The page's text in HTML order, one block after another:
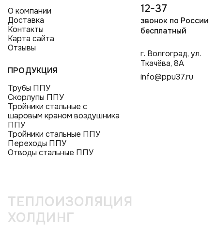
О компании
Доставка
Контакты
Карта сайта
Отзывы
ПРОДУКЦИЯ
Трубы ППУ
Скорлупы ППУ
Тройники стальные с
шаровым краном воздушника
ППУ
Тройники стальные ППУ
Переходы ППУ
Отводы стальные ППУ
12-37
звонок по России
бесплатный
г. Волгоград, ул.
Ткачёва, 8А
info@ppu37.ru
ТЕПЛОИЗОЛЯЦИЯ
ХОЛДИНГ